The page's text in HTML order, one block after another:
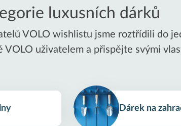
luxusních dárků
VOLO wishlistu jsme roztřídili do
VOLO uživatelem a přispějte svými
Dárek na